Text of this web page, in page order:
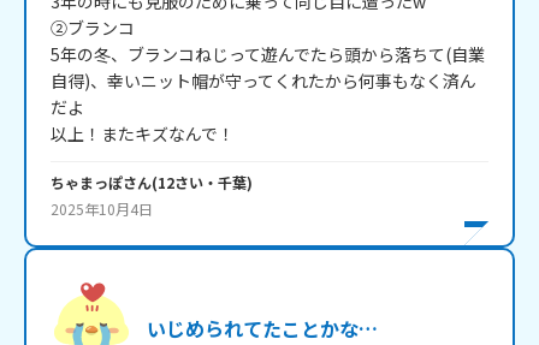
②ブランコ
5年の冬、ブランコねじって遊んでたら頭から落ちて(自業
自得)、幸いニット帽が守ってくれたから何事もなく済ん
だよ
以上！またキズなんで！
ちゃまっぽさん(12さい・ 千葉)
2025年10月4日
いじめられてたことかな…